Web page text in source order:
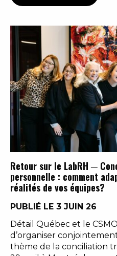
Retour sur le LabRH ─
personnelle : comment
réalités de vos équipes?
PUBLIÉ LE 3 JUIN 26
Détail Québec et le
d’organiser
thème de la conciliation